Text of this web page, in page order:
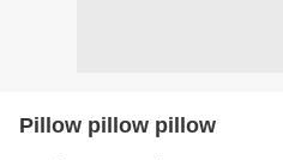
Pillow pillow pillow